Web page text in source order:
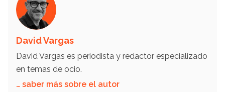
David Vargas
David Vargas es periodista y redactor especializado
en temas de ocio.
… saber más sobre el autor